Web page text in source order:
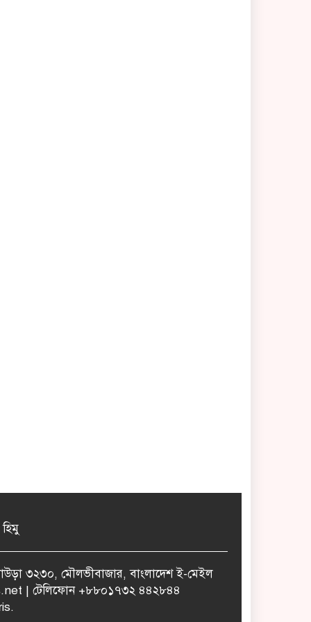
৩২৩০, মৌলভীবাজার, বাংলাদেশ ই-মেইল
| টেলিফোন +৮৮০১৭৩২ ৪৪২৮৪৪